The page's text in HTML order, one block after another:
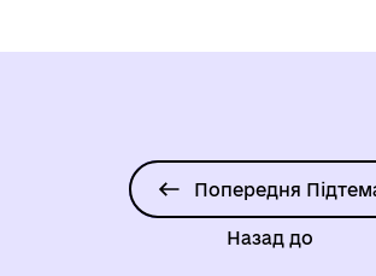
Попередня
Назад до